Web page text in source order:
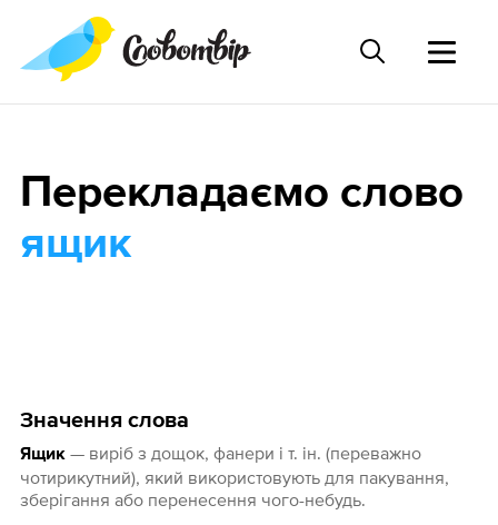
Значення слова
Ящик— виріб з дощок, фанери і т. ін. (переважно
чотирикутний), який використовують для пакування,
зберігання або перенесення чого-небудь.
Перекладаємо слово
ящик